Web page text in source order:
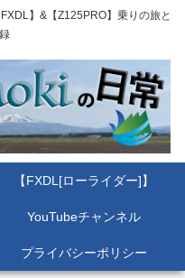
】&【Z125PRO】乗りの旅と
【FXDL[ローライダー]】
YouTubeチャンネル
プライバシーポリシー